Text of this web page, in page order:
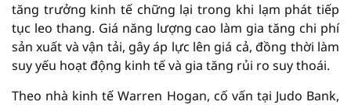
tăng trưởng kinh tế chững lại trong khi lạm phát tiếp
tục leo thang. Giá năng lượng cao làm gia tăng chi phí
sản xuất và vận tải, gây áp lực lên giá cả, đồng thời làm
suy yếu hoạt động kinh tế và gia tăng rủi ro suy thoái.
Theo nhà kinh tế Warren Hogan, cố vấn tại Judo Bank,